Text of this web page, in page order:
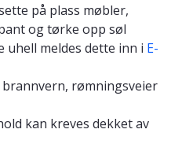
på plass møbler,
og tørke opp søl
uhell meldes dette inn i E-
rømningsveier
kan kreves dekket av